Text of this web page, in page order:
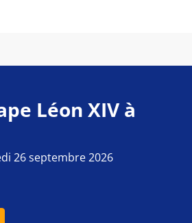
Léon XIV à
26 septembre 2026